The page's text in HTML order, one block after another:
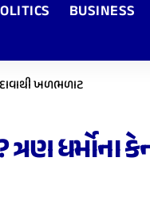
BUSINESS
ખળભળાટ
ધર્મોના